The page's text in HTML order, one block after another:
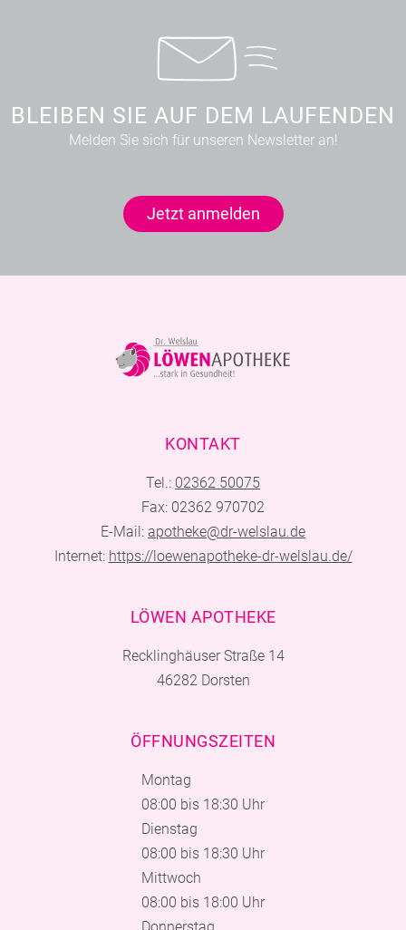
BLEIBEN SIE AUF DEM LAUFENDEN
Melden Sie sich für unseren Newsletter an!
Jetzt anmelden
KONTAKT
Tel.: 02362 50075
Fax: 02362 970702
E-Mail: apotheke@dr-welslau.de
Internet: https://loewenapotheke-dr-welslau.de/
LÖWEN APOTHEKE
Recklinghäuser Straße 14
46282 Dorsten
ÖFFNUNGSZEITEN
Montag
08:00 bis 18:30 Uhr
Dienstag
08:00 bis 18:30 Uhr
Mittwoch
08:00 bis 18:00 Uhr